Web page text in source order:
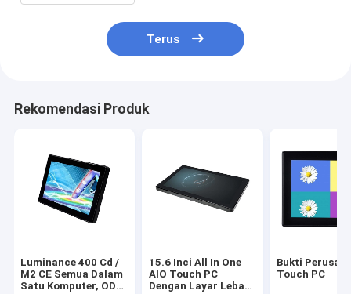
Terus
Rekomendasi Produk
Luminance 400 Cd /
M2 CE Semua Dalam
Satu Komputer, ODM
15.6 Inci All In One
AIO Touch PC
Dengan Layar Lebar
Bukti Perusak
Touch PC